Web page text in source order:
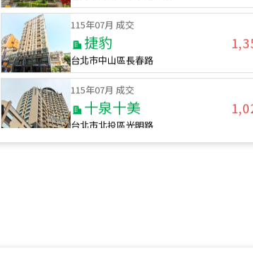
115年07月 成交
捷豹
台北市中山區長春路
115年07月 成交
十泉十美
台北市北投區光明路